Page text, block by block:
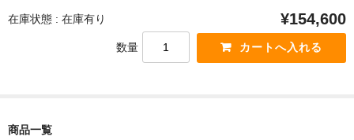
在庫状態 : 在庫有り ¥154,600
数量
商品一覧